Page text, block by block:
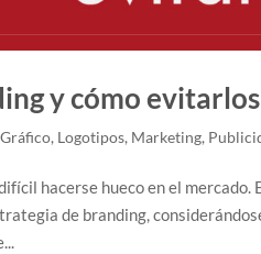
y cómo evitarlos
, Logotipos, Marketing,
hacerse hueco en el
de branding,